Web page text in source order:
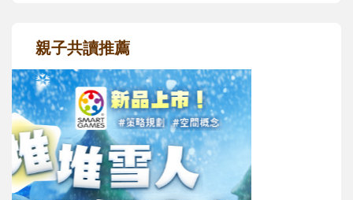
親子共讀推薦
最新活動